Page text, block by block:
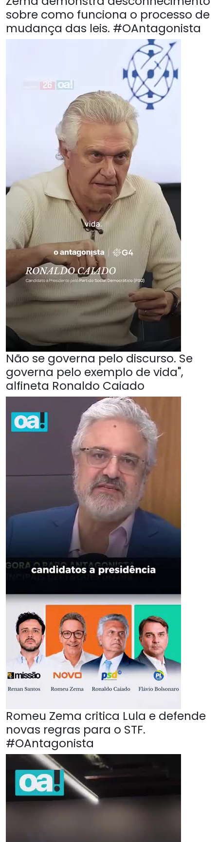
sobre como funciona o processo de
mudança das leis. #OAntagonista
Não se governa pelo discurso. Se
governa pelo exemplo de vida",
alfineta Ronaldo Caiado
Romeu Zema critica Lula e defende
novas regras para o STF.
#OAntagonista